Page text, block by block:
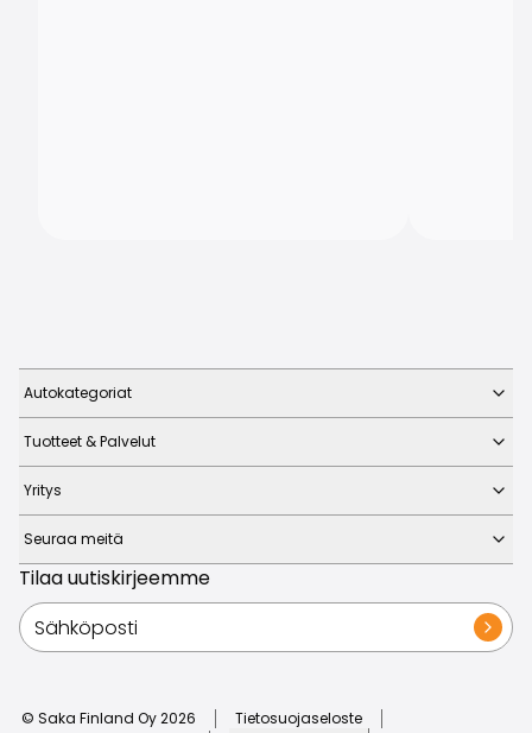
Autokategoriat
Tuotteet & Palvelut
Yritys
Seuraa meitä
Tilaa uutiskirjeemme
© Saka Finland Oy2026
Tietosuojaseloste